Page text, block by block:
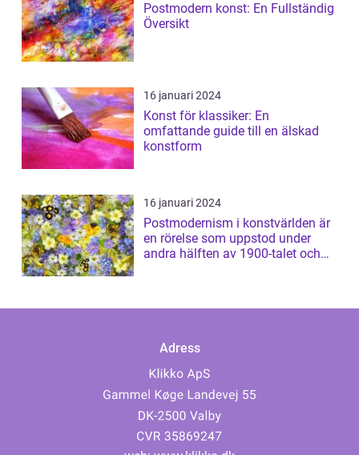
Postmodern konst: En Fullständig
Översikt
16 januari 2024
Konst för klassiker: En
omfattande guide till en älskad
konstform
16 januari 2024
Postmodernism i konstvärlden är
en rörelse som uppstod under
andra hälften av 1900-talet och
Adress